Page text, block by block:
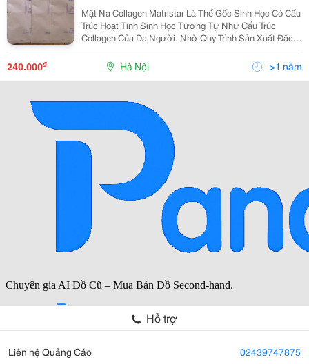
Mặt Nạ Collagen Matristar Là Thể Gốc Sinh Học Có Cấu
Trúc Hoạt Tính Sinh Học Tương Tự Như Cấu Trúc
Collagen Của Da Người. Nhờ Quy Trình Sản Xuất Đặc
Biệt Đã Được Cấp Bằng Sáng Chế Tại Đức, Protein Đã
Giữ Nguyên Được Hình Dạng Tự Nhiên Của Nó. *
240.000₫ Hà Nội >1 năm
Hỗ trợ
Liên hệ Quảng Cáo 02439747875